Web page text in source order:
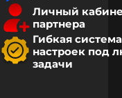
Личный
партнера
Гибкая система
настроек под
задачи